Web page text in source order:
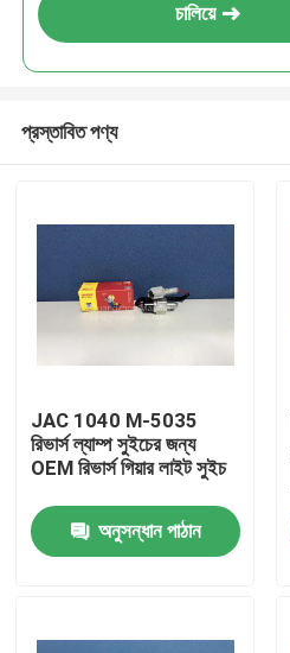
চালিয়ে
প্রস্তাবিত পণ্য
JAC 1040 M-5035
রিভার্স ল্যাম্প সুইচের জন্য
OEM রিভার্স গিয়ার লাইট সুইচ
অনুসন্ধান পাঠান